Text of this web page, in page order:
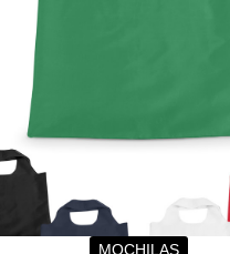
MOCHILAS